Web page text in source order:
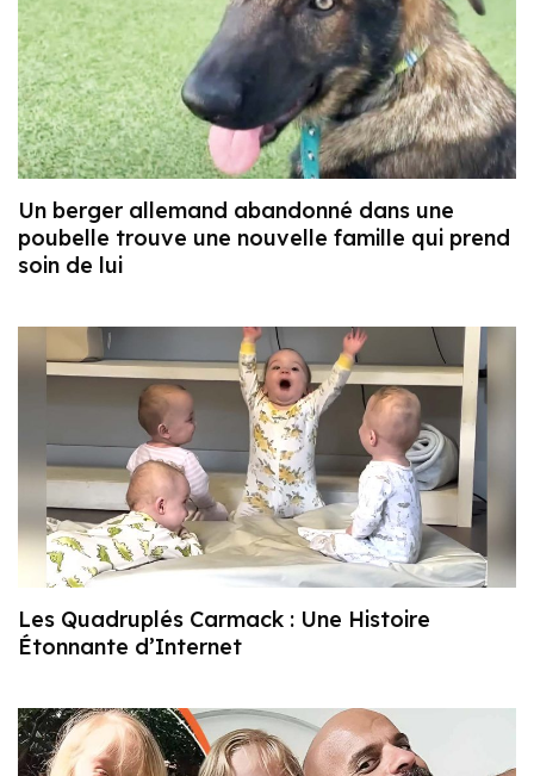
Un berger allemand abandonné dans une
poubelle trouve une nouvelle famille qui prend
soin de lui
Les Quadruplés Carmack : Une Histoire
Étonnante d’Internet